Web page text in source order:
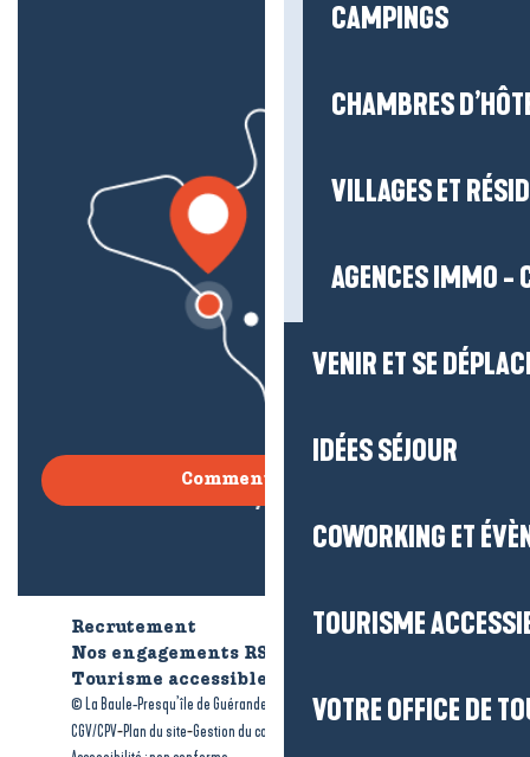
CAMPINGS
CHAMBRES
VILLAGES ET
AGENCES IMMO -
VENIR ET SE
IDÉES SÉJOUR
COWORKING ET
TOURISME
VOTRE OFFICE DE
Comment venir ?
Recrutement
Qui sommes-nous ?
Nos engagements RSE
Tourisme accessible
© La Baule-Presqu’île de Guérande tourisme-Mentions légales-
CGV/CPV-Plan du site-Gestion du consentement